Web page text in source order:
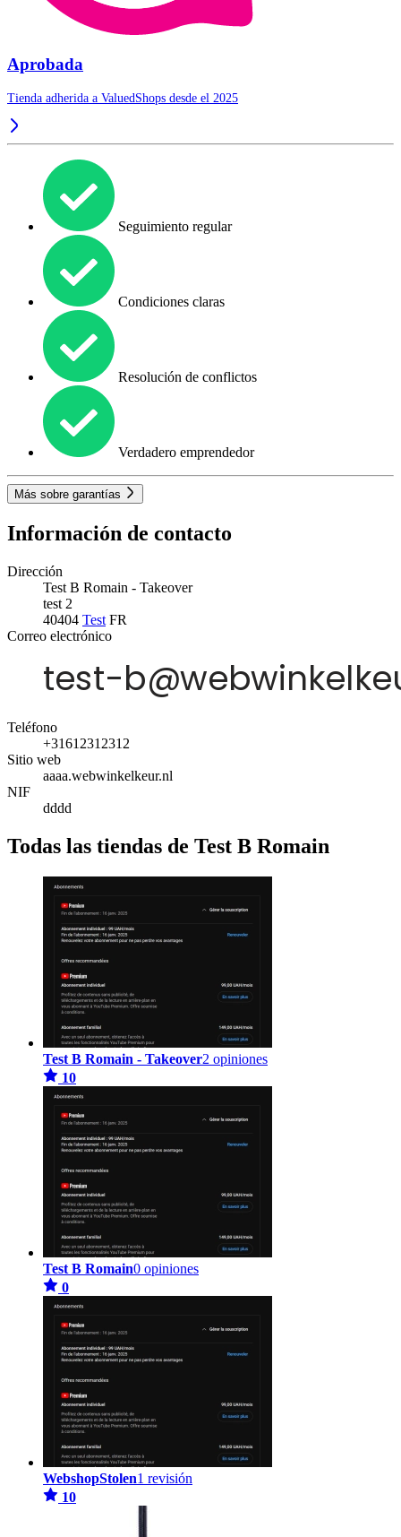
Aprobada
Tienda adherida a ValuedShops desde el 2025
Seguimiento regular
Condiciones claras
Resolución de conflictos
Verdadero emprendedor
Más sobre garantías
Información de contacto
Dirección
Test B Romain - Takeover
test 2
40404 Test FR
Correo electrónico
Teléfono
+31612312312
Sitio web
aaaa.webwinkelkeur.nl
NIF
dddd
Todas las tiendas de Test B Romain
Test B Romain - Takeover2 opiniones
10
Test B Romain0 opiniones
0
WebshopStolen1 revisión
10